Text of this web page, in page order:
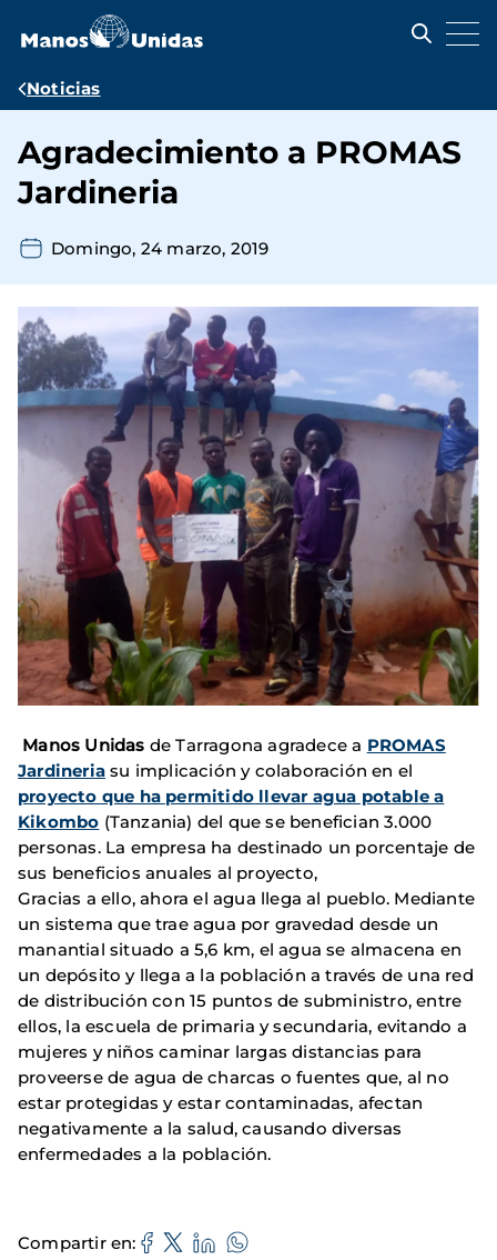
contenido
Ruta
navegación
Noticias
Agradecimiento a PROMAS
Jardineria
Domingo, 24 marzo, 2019
Manos Unidas de Tarragona agradece a PROMAS
Jardineria su implicación y colaboración en el
proyecto que ha permitido llevar agua potable a
Kikombo (Tanzania) del que se benefician 3.000
personas. La empresa ha destinado un porcentaje de
sus beneficios anuales al proyecto,
Gracias a ello, ahora el agua llega al pueblo. Mediante
un sistema que trae agua por gravedad desde un
manantial situado a 5,6 km, el agua se almacena en
un depósito y llega a la población a través de una red
de distribución con 15 puntos de subministro, entre
ellos, la escuela de primaria y secundaria, evitando a
mujeres y niños caminar largas distancias para
proveerse de agua de charcas o fuentes que, al no
estar protegidas y estar contaminadas, afectan
negativamente a la salud, causando diversas
enfermedades a la población.
Compartir en